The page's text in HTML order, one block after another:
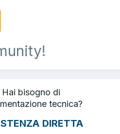
Hai bisogno di
tecnica?
DIRETTA